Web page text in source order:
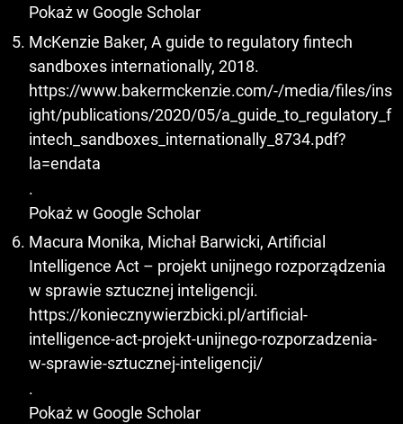
Pokaż w Google Scholar
McKenzie Baker, A guide to regulatory fintech
sandboxes internationally, 2018.
https://www.bakermckenzie.com/-/media/files/ins
ight/publications/2020/05/a_guide_to_regulatory_f
intech_sandboxes_internationally_8734.pdf?
la=endata
.
Pokaż w Google Scholar
Macura Monika, Michał Barwicki, Artificial
Intelligence Act – projekt unijnego rozporządzenia
w sprawie sztucznej inteligencji.
https://koniecznywierzbicki.pl/artificial-
intelligence-act-projekt-unijnego-rozporzadzenia-
w-sprawie-sztucznej-inteligencji/
.
Pokaż w Google Scholar